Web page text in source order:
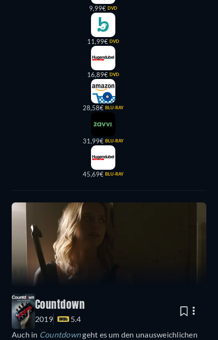
9,99€ DVD
11,99€ DVD
16,89€ DVD
28,58€ BLU-RAY
31,99€ BLU-RAY
45,69€ BLU-RAY
Countdown
2019
5.4
Auch in Countdowngeht es um den unausweichlichen